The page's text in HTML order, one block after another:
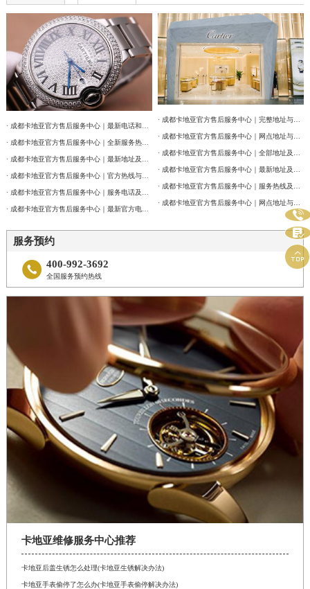
· 成都卡地亚官方售后服务中心｜全新服务热线及门店地址权威信息公告（2026年7月最新）
· 成都卡地亚官方售后服务中心｜官方热线与门店地址权威信息公示（2026年7月最新）
· 成都卡地亚官方售后服务中心｜最新官方电话和维修地址权威信息通告（2026年7月最新）
服务预约
 400-992-3692
全国服务预约热线
卡地亚维修服务中心推荐
卡地亚后盖生锈怎么处理(卡地亚生锈解决办法)
卡地亚手表偷停了怎么办(卡地亚手表偷停解决办法)


